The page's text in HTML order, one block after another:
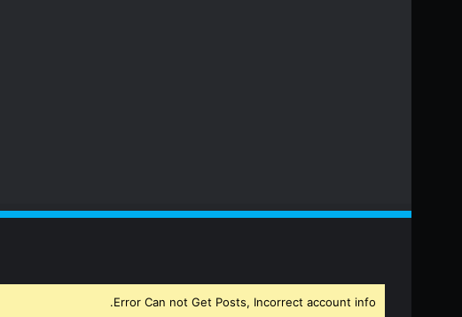
Error Can not Get Posts, Incorrect account info.